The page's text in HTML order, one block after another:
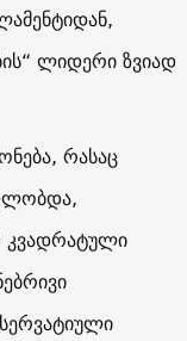
ლიდერი ზვიად
რასაც
კვადრატული